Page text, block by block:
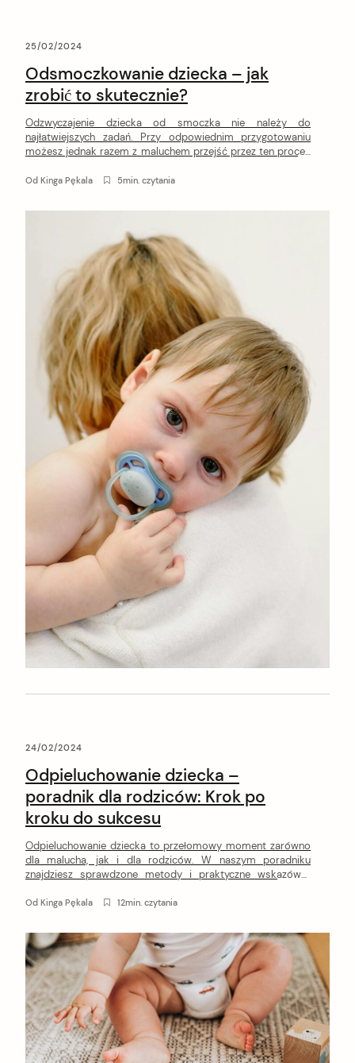
25/02/2024
Odsmoczkowanie dziecka – jak
zrobić to skutecznie?
Odzwyczajenie dziecka od smoczka nie należy do
najłatwiejszych zadań. Przy odpowiednim przygotowaniu
możesz jednak razem z maluchem przejść przez ten proces
odsmoczkowanie dziecka.
Od Kinga Pękala 5min. czytania
24/02/2024
Odpieluchowanie dziecka –
poradnik dla rodziców: Krok po
kroku do sukcesu
Odpieluchowanie dziecka to przełomowy moment zarówno
dla malucha, jak i dla rodziców. W naszym poradniku
znajdziesz sprawdzone metody i praktyczne wskazówki,
się, jak skutecznie i bezstresowo odpieluchować dziecko!
Od Kinga Pękala 12min. czytania